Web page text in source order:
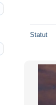
Statut